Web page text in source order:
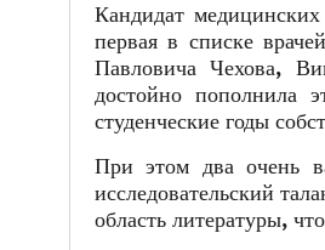
Кандидат
первая в списке
Павловича Чехова,
достойно
студенческие годы
При этом два очень
исследовательский
область литературы,